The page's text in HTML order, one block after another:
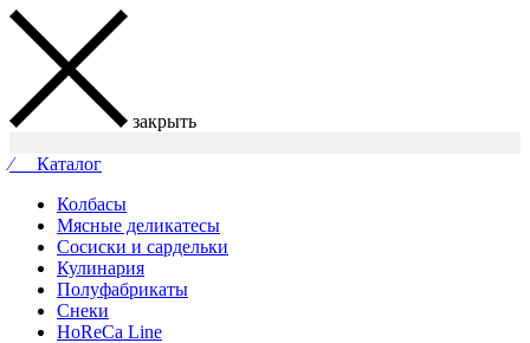
закрыть
⁄ Каталог
Колбасы
Мясные деликатесы
Сосиски и сардельки
Кулинария
Полуфабрикаты
Снеки
HoReCa Line